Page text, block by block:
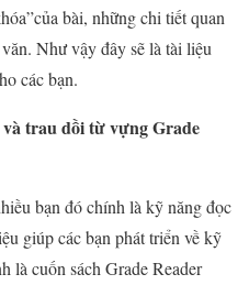
bài, những chi tiết quan
Như vậy đây sẽ là tài liệu
các bạn.
trau dồi từ vựng Grade
bạn đó chính là kỹ năng đọc
giúp các bạn phát triển về kỹ
là cuốn sách Grade Reader